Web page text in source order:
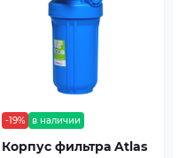
-19% в наличии
Корпус фильтра Atlas